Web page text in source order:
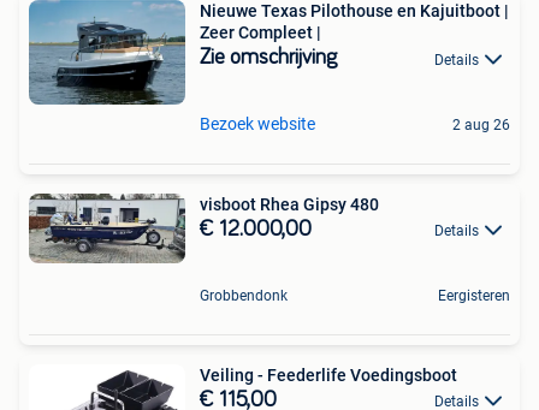
Nieuwe Texas Pilothouse en Kajuitboot |
Zeer Compleet |
Zie omschrijving Details
Bezoek website 2 aug 26
visboot Rhea Gipsy 480
€ 12.000,00 Details
Grobbendonk Eergisteren
Veiling - Feederlife Voedingsboot
€ 115,00 Details